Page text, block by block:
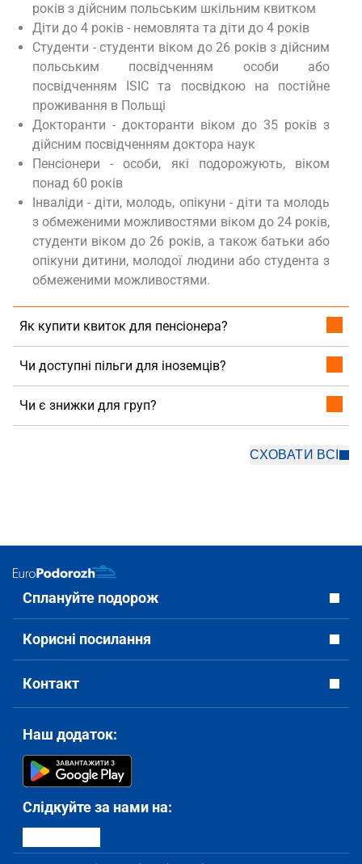
років з дійсним польським шкільним квитком
Діти до 4 років - немовлята та діти до 4 років
Студенти - студенти віком до 26 років з дійсним
польським посвідченням особи або
посвідченням ISIC та посвідкою на постійне
проживання в Польщі
Докторанти - докторанти віком до 35 років з
дійсним посвідченням доктора наук
Пенсіонери - особи, які подорожують, віком
понад 60 років
Інваліди - діти, молодь, опікуни - діти та молодь
з обмеженими можливостями віком до 24 років,
студенти віком до 26 років, а також батьки або
опікуни дитини, молодої людини або студента з
обмеженими можливостями.
Як купити квиток для пенсіонера?
Чи доступні пільги для іноземців?
Чи є знижки для груп?
СХОВАТИ ВСІ
Сплануйте подорож
Корисні посилання
Контакт
Наш додаток:
Слідкуйте за нами на: